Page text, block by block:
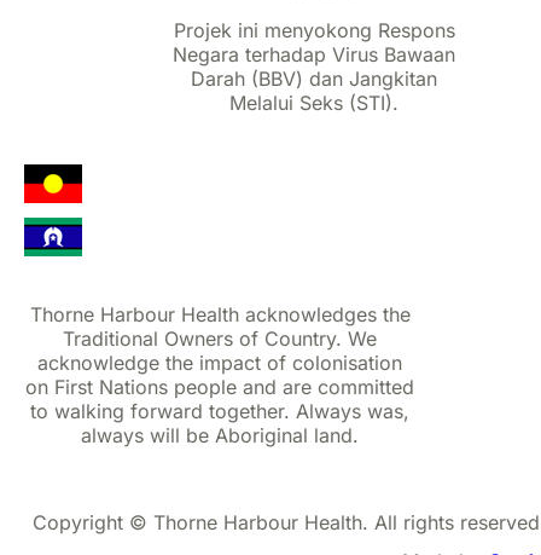
Projek ini menyokong Respons
Negara terhadap Virus Bawaan
Darah (BBV) dan Jangkitan
Melalui Seks (STI).
Thorne Harbour Health acknowledges the
Traditional Owners of Country. We
acknowledge the impact of colonisation
on First Nations people and are committed
to walking forward together. Always was,
always will be Aboriginal land.
Copyright © Thorne Harbour Health. All rights